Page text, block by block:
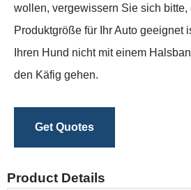
wollen, vergewissern Sie sich bitte,
Produktgröße für Ihr Auto geeignet
Ihren Hund nicht mit einem
den Käfig gehen.
Get Quotes
Product Details